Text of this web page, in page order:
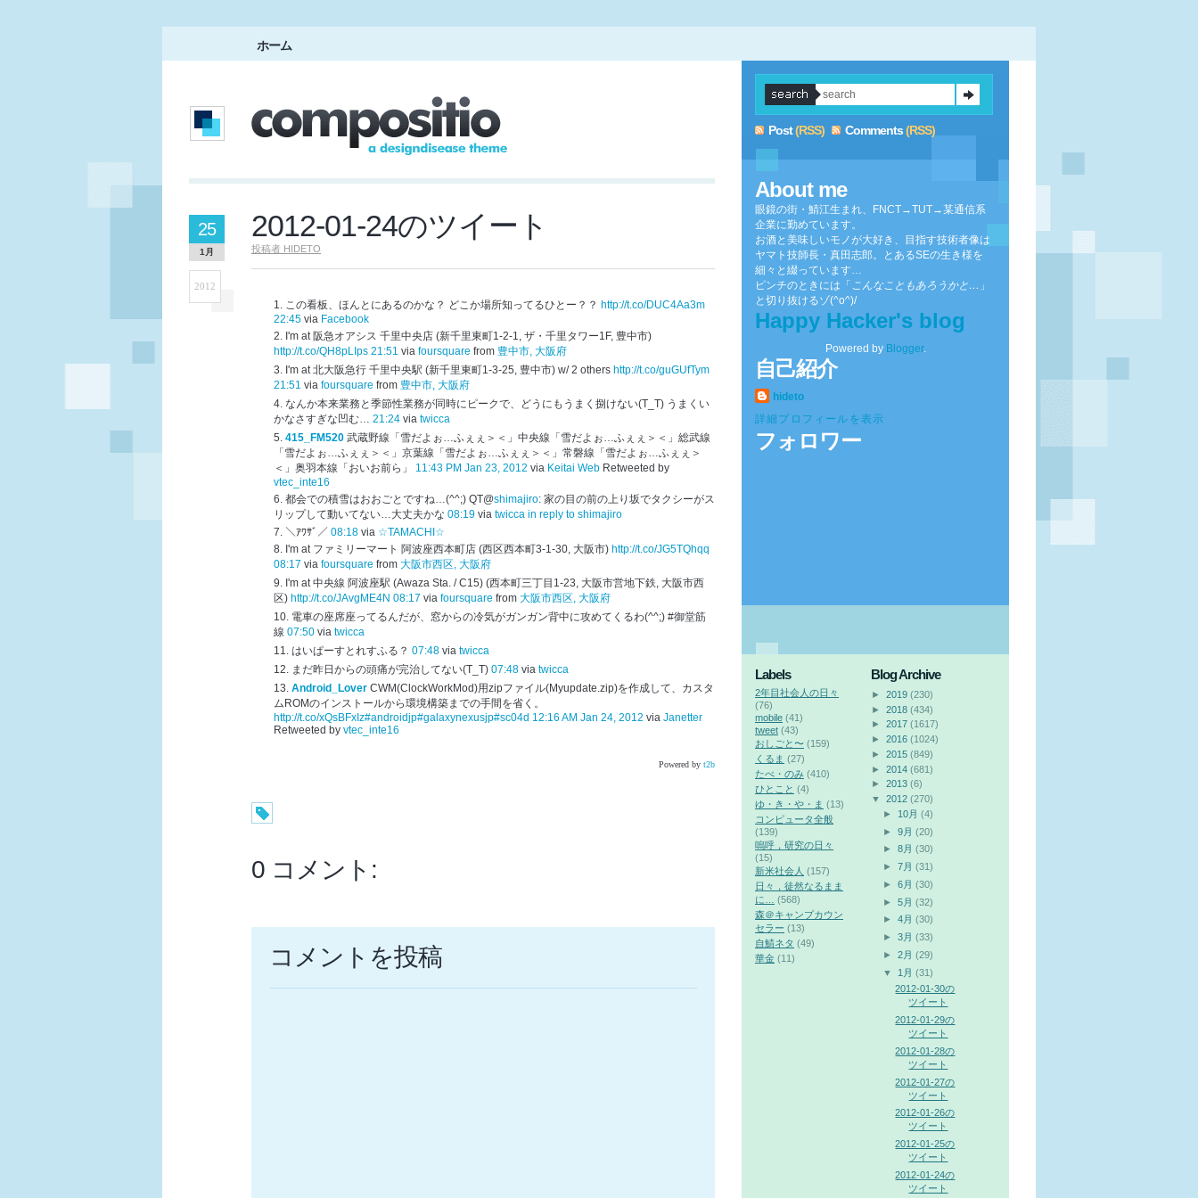
ホーム
2012-01-24のツイート
投稿者 HIDETO
25
1月
2012
この看板、ほんとにあるのかな？ どこか場所知ってるひとー？？ http://t.co/DUC4Aa3m
22:45 via Facebook
I'm at 阪急オアシス 千里中央店 (新千里東町1-2-1, ザ・千里タワー1F, 豊中市)
http://t.co/QH8pLIps 21:51 via foursquare from 豊中市, 大阪府
I'm at 北大阪急行 千里中央駅 (新千里東町1-3-25, 豊中市) w/ 2 others http://t.co/guGUfTym
21:51 via foursquare from 豊中市, 大阪府
なんか本来業務と季節性業務が同時にピークで、どうにもうまく捌けない(T_T) うまくい
かなさすぎな凹む… 21:24 via twicca
415_FM520 武蔵野線「雪だよぉ…ふぇぇ＞＜」中央線「雪だよぉ…ふぇぇ＞＜」総武線
「雪だよぉ…ふぇぇ＞＜」京葉線「雪だよぉ…ふぇぇ＞＜」常磐線「雪だよぉ…ふぇぇ＞
＜」奥羽本線「おいお前ら」
11:43 PM Jan 23, 2012 via Keitai Web Retweeted by
vtec_inte16
都会での積雪はおおごとですね…(^^;) QT@shimajiro: 家の目の前の上り坂でタクシーがス
リップして動いてない…大丈夫かな 08:19 via twicca in reply to shimajiro
＼ｱﾜｻﾞ／ 08:18 via ☆TAMACHI☆
I'm at ファミリーマート 阿波座西本町店 (西区西本町3-1-30, 大阪市) http://t.co/JG5TQhqq
08:17 via foursquare from 大阪市西区, 大阪府
I'm at 中央線 阿波座駅 (Awaza Sta. / C15) (西本町三丁目1-23, 大阪市営地下鉄, 大阪市西
区) http://t.co/JAvgME4N 08:17 via foursquare from 大阪市西区, 大阪府
電車の座席座ってるんだが、窓からの冷気がガンガン背中に攻めてくるわ(^^;) #御堂筋
線 07:50 via twicca
はいぱーすとれすふる？ 07:48 via twicca
まだ昨日からの頭痛が完治してない(T_T) 07:48 via twicca
Android_Lover CWM(ClockWorkMod)用zipファイル(Myupdate.zip)を作成して、カスタ
ムROMのインストールから環境構築までの手間を省く。
http://t.co/xQsBFxIz#androidjp#galaxynexusjp#sc04d 12:16 AM Jan 24, 2012 via Janetter
Retweeted by vtec_inte16
Powered by t2b
0 コメント:
コメントを投稿
Post(RSS) Comments(RSS)
About me
眼鏡の街・鯖江生まれ、FNCT→TUT→某通信系
企業に勤めています。
お酒と美味しいモノが大好き、目指す技術者像は
ヤマト技師長・真田志郎。とあるSEの生き様を
細々と綴っています…
ピンチのときには「 こんなこともあろうかと… 」
と切り抜けるゾ(^o^)/
Happy Hacker's blog
Powered by Blogger.
自己紹介
hideto
詳細プロフィールを表示
フォロワー
Labels
2年目社会人の日々
(76)
mobile (41)
tweet (43)
おしごと〜 (159)
くるま (27)
たべ・のみ (410)
ひとこと (4)
ゆ・き・や・ま (13)
コンピュータ全般
(139)
嗚呼，研究の日々
(15)
新米社会人 (157)
日々，徒然なるまま
に…
(568)
森＠キャンプカウン
セラー (13)
自鯖ネタ (49)
華金 (11)
Blog Archive
► 2019 (230)
► 2018 (434)
► 2017 (1617)
► 2016 (1024)
► 2015 (849)
► 2014 (681)
► 2013 (6)
▼
2012 (270)
► 10月 (4)
►9月 (20)
►8月 (30)
►7月 (31)
►6月 (30)
►5月 (32)
►4月 (30)
►3月 (33)
►2月 (29)
▼
1月 (31)
2012-01-30の
ツイート
2012-01-29の
ツイート
2012-01-28の
ツイート
2012-01-27の
ツイート
2012-01-26の
ツイート
2012-01-25の
ツイート
2012-01-24の
ツイート